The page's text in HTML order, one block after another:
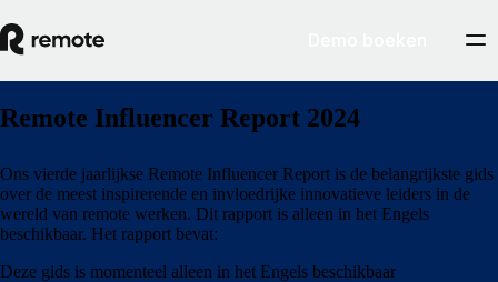
Remote Influencer Report 2024
Ons vierde jaarlijkse Remote Influencer Report is de belangrijkste gids
over de meest inspirerende en invloedrijke innovatieve leiders in de
wereld van remote werken. Dit rapport is alleen in het Engels
beschikbaar. Het rapport bevat:
Deze gids is momenteel alleen in het Engels beschikbaar